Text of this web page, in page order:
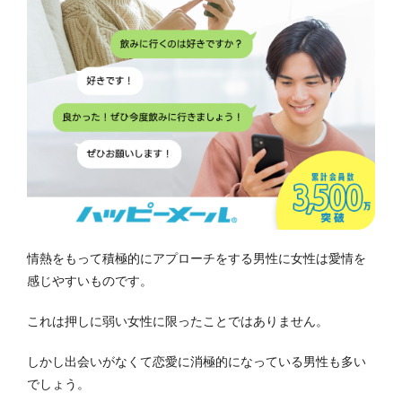
情熱をもって積極的にアプローチをする男性に女性は愛情を
感じやすいものです。
これは押しに弱い女性に限ったことではありません。
しかし出会いがなくて恋愛に消極的になっている男性も多い
でしょう。